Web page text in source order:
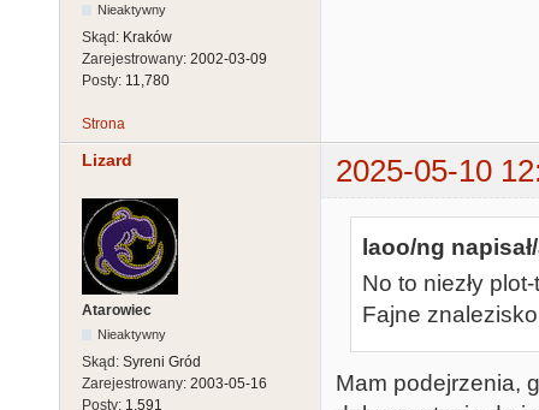
Nieaktywny
Skąd: Kraków
Zarejestrowany: 2002-03-09
Posty: 11,780
Strona
Lizard 2025-05-10
Atarowiec
Nieaktywny
Skąd: Syreni Gród
Zarejestrowany: 2003-05-16
Posty: 1,591
laoo/ng
No to niezły
Fajne
Mam podejrzenia,